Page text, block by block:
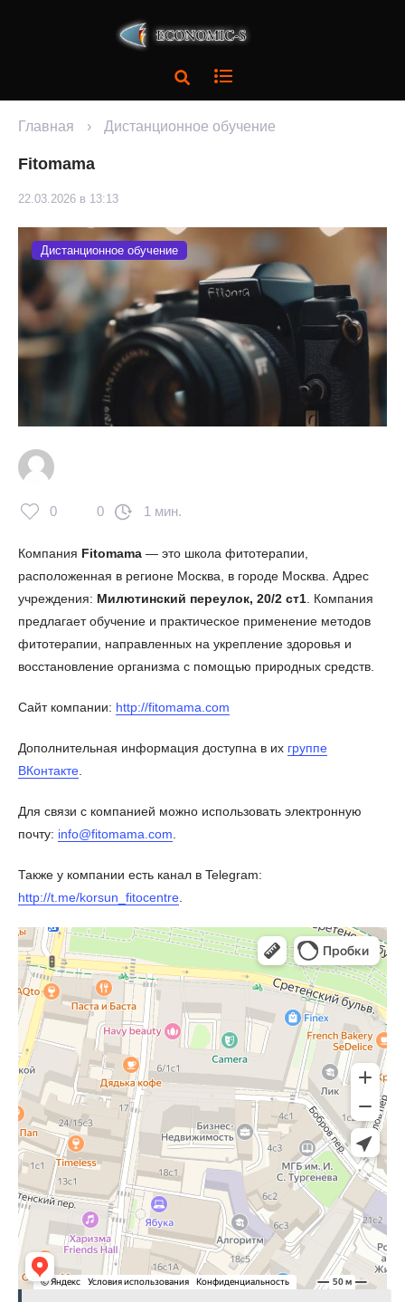
Главная › Дистанционное обучение
Fitomama
22.03.2026 в 13:13
Дистанционное обучение
0 0 1 мин.
Компания Fitomama — это школа фитотерапии,
расположенная в регионе Москва, в городе Москва. Адрес
учреждения: Милютинский переулок, 20/2 ст1 . Компания
предлагает обучение и практическое применение методов
фитотерапии, направленных на укрепление здоровья и
восстановление организма с помощью природных средств.
Сайт компании: http://fitomama.com
Дополнительная информация доступна в их группе
ВКонтакте
Для связи с компанией можно использовать электронную
почту: info@fitomama.com
Также у компании есть канал в Telegram:
http://t.me/korsun_fitocentre